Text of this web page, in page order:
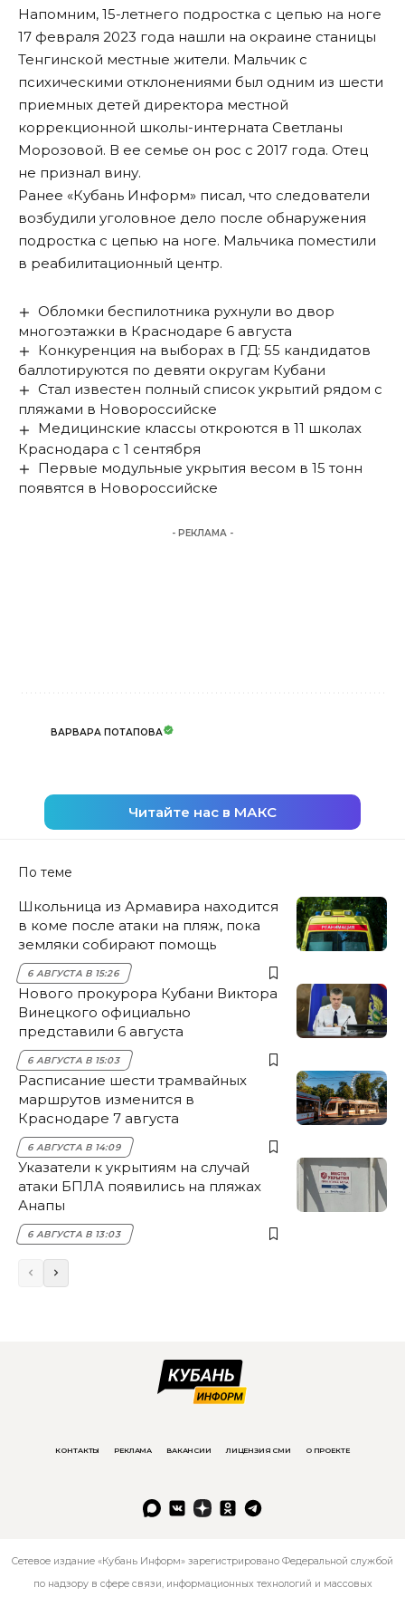
Напомним, 15-летнего подростка с цепью на ноге
17 февраля 2023 года нашли на окраине станицы
Тенгинской местные жители. Мальчик с
психическими отклонениями был одним из шести
приемных детей директора местной
коррекционной школы-интерната Светланы
Морозовой. В ее семье он рос с 2017 года. Отец
не признал вину.
Ранее «Кубань Информ» писал, что следователи
возбудили уголовное дело после обнаружения
подростка с цепью на ноге. Мальчика поместили
в реабилитационный центр.
Обломки беспилотника рухнули во двор
многоэтажки в Краснодаре 6 августа
Конкуренция на выборах в ГД: 55 кандидатов
баллотируются по девяти округам Кубани
Стал известен полный список укрытий рядом с
пляжами в Новороссийске
Медицинские классы откроются в 11 школах
Краснодара с 1 сентября
Первые модульные укрытия весом в 15 тонн
появятся в Новороссийске
- РЕКЛАМА -
ВАРВАРА ПОТАПОВА
Читайте нас в МАКС
По теме
Школьница из Армавира находится
в коме после атаки на пляж, пока
земляки собирают помощь
6 АВГУСТА В 15:26
Нового прокурора Кубани Виктора
Винецкого официально
представили 6 августа
6 АВГУСТА В 15:03
Расписание шести трамвайных
маршрутов изменится в
Краснодаре 7 августа
6 АВГУСТА В 14:09
Указатели к укрытиям на случай
атаки БПЛА появились на пляжах
Анапы
6 АВГУСТА В 13:03
КОНТАКТЫ РЕКЛАМА ВАКАНСИИ ЛИЦЕНЗИЯ СМИ О ПРОЕКТЕ
Сетевое издание «Кубань Информ» зарегистрировано Федеральной службой
по надзору в сфере связи, информационных технологий и массовых